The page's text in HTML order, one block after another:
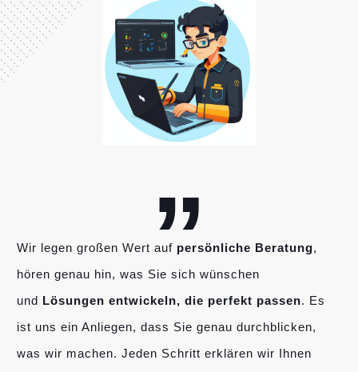
„
Wir legen großen Wert auf persönliche Beratung,
hören genau hin, was Sie sich wünschen
und Lösungen entwickeln, die perfekt passen. Es
ist uns ein Anliegen, dass Sie genau durchblicken,
was wir machen. Jeden Schritt erklären wir Ihnen